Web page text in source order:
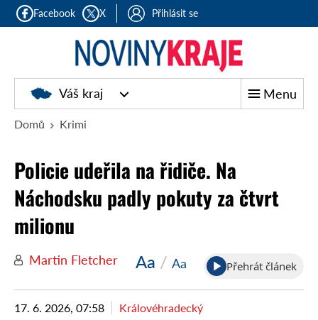
Facebook X Přihlásit se
Noviny
kraje
Váš kraj Menu
Domů Krimi
Policie udeřila na řidiče. Na
Náchodsku padly pokuty za čtvrt
milionu
Martin Fletcher Aa / Aa Přehrát článek
17. 6. 2026, 07:58 Královéhradecký